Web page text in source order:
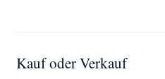
Kauf oder Verkauf